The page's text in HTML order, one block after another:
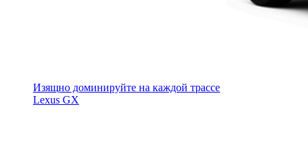
Изящно доминируйте на каждой трассе
Lexus GX